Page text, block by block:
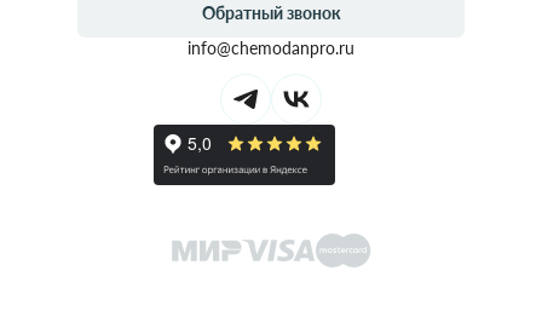
Обратный звонок
info@chemodanpro.ru